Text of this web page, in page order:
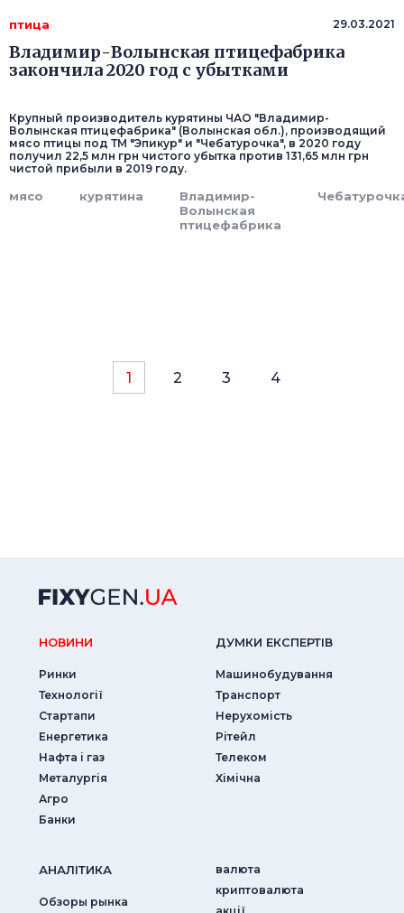
птица 29.03.2021
Владимир-Волынская птицефабрика
закончила 2020 год с убытками
Крупный производитель курятины ЧАО "Владимир-
Волынская птицефабрика" (Волынская обл.), производящий
мясо птицы под ТМ "Эпикур" и "Чебатурочка", в 2020 году
получил 22,5 млн грн чистого убытка против 131,65 млн грн
чистой прибыли в 2019 году.
мясо курятина
Владимир-
Волынская
птицефабрика
1 2 3 4
НОВИНИ
Ринки
Технології
Стартапи
Енергетика
Нафта і газ
Металургія
Агро
Банки
ДУМКИ ЕКСПЕРТIВ
Машинобудування
Транспорт
Нерухомість
Рітейл
Телеком
Хімічна
АНАЛIТИКА
Обзоры рынка
валюта
криптовалюта